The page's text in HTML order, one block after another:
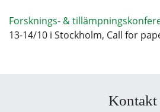
Forsknings- &
13-14/10 i Stockholm, Call for
Kontakt